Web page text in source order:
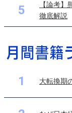
5
【論考
徹底解説
1 大転換期